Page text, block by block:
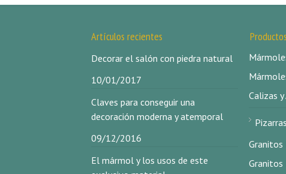
Artículos recientes
Decorar el salón con piedra natural
10/01/2017
Claves para conseguir una
decoración moderna y atemporal
09/12/2016
El mármol y los usos de este
Productos
Calizas y
Granitos